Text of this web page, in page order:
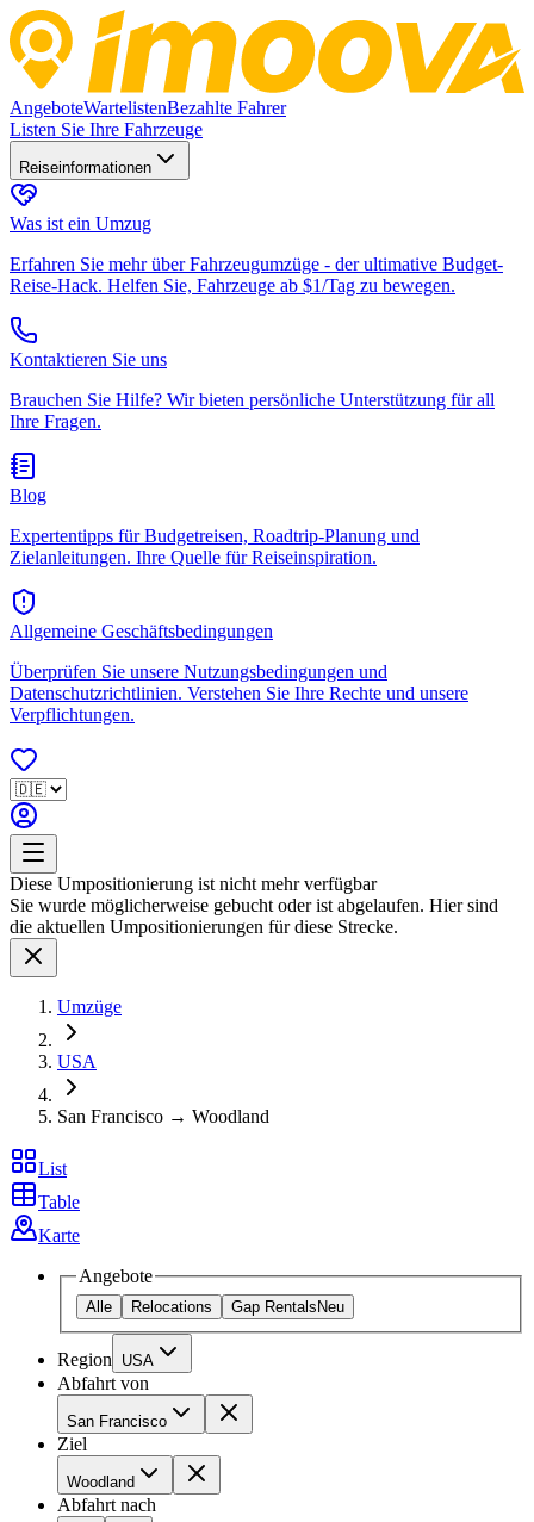
AngeboteWartelistenBezahlte Fahrer
Listen Sie Ihre Fahrzeuge
Reiseinformationen
Was ist ein Umzug
Erfahren Sie mehr über Fahrzeugumzüge - der ultimative Budget-
Reise-Hack. Helfen Sie, Fahrzeuge ab $1/Tag zu bewegen.
Kontaktieren Sie uns
Brauchen Sie Hilfe? Wir bieten persönliche Unterstützung für all
Ihre Fragen.
Blog
Expertentipps für Budgetreisen, Roadtrip-Planung und
Zielanleitungen. Ihre Quelle für Reiseinspiration.
Allgemeine Geschäftsbedingungen
Überprüfen Sie unsere Nutzungsbedingungen und
Datenschutzrichtlinien. Verstehen Sie Ihre Rechte und unsere
Verpflichtungen.
Diese Umpositionierung ist nicht mehr verfügbar
Sie wurde möglicherweise gebucht oder ist abgelaufen. Hier sind
die aktuellen Umpositionierungen für diese Strecke.
Umzüge
USA
San Francisco → Woodland
List
Table
Karte
Angebote
Alle Relocations Gap Rentals Neu
Region USA
Abfahrt von
San Francisco
Ziel
Woodland
Abfahrt nach